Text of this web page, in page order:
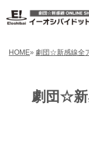
HOME» 劇団☆新感線全
劇団☆新